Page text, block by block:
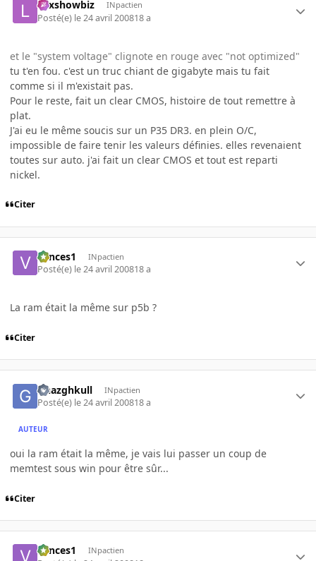
Lexshowbiz INpactien
Posté(e) le 24 avril 200818 a
et le "system voltage" clignote en rouge avec "not optimized"
tu t'en fou. c'est un truc chiant de gigabyte mais tu fait
comme si il m'existait pas.
Pour le reste, fait un clear CMOS, histoire de tout remettre à
plat.
J'ai eu le même soucis sur un P35 DR3. en plein O/C,
impossible de faire tenir les valeurs définies. elles revenaient
toutes sur auto. j'ai fait un clear CMOS et tout est reparti
nickel.
Citer
vances1 INpactien
Posté(e) le 24 avril 200818 a
La ram était la même sur p5b ?
Citer
Ghazghkull INpactien
Posté(e) le 24 avril 200818 a
AUTEUR
oui la ram était la même, je vais lui passer un coup de
memtest sous win pour être sûr...
Citer
vances1 INpactien